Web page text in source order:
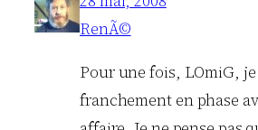
RenÃ©
Pour une fois, LOmiG, je
franchement en phase